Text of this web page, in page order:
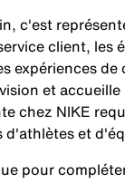
c'est
client, les
expériences
et
chez NIKE
et
pour